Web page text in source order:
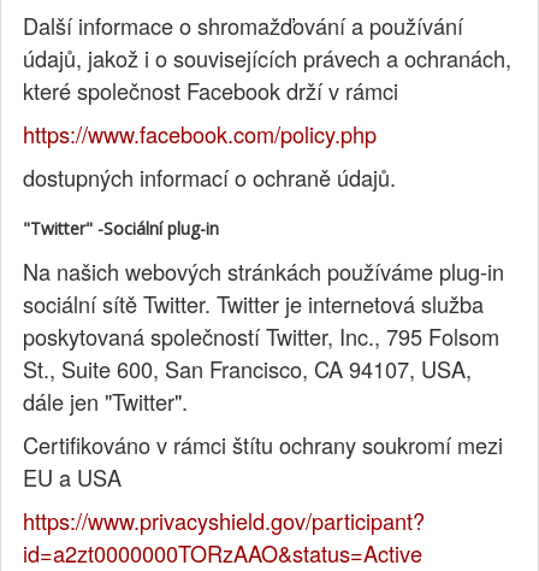
Další informace o shromažďování a používání
údajů, jakož i o souvisejících právech a ochranách,
které společnost Facebook drží v rámci
https://www.facebook.com/policy.php
dostupných informací o ochraně údajů.
"Twitter" -Sociální plug-in
Na našich webových stránkách používáme plug-in
sociální sítě Twitter. Twitter je internetová služba
poskytovaná společností Twitter, Inc., 795 Folsom
St., Suite 600, San Francisco, CA 94107, USA,
dále jen "Twitter".
Certifikováno v rámci štítu ochrany soukromí mezi
EU a USA
https://www.privacyshield.gov/participant?
id=a2zt0000000TORzAAO&status=Active